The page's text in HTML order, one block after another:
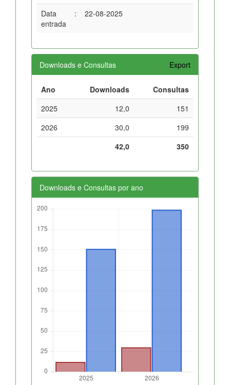
Data
entrada
: 22-08-2025
Downloads e Consultas Export
Ano Downloads
Consultas
2025
12,0
151
2026
30,0
199
42,0
350
Downloads e Consultas por ano